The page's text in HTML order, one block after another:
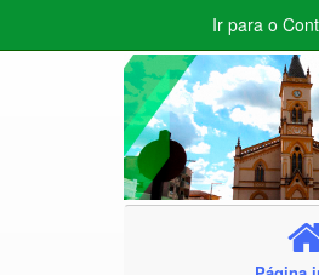
Ir para o